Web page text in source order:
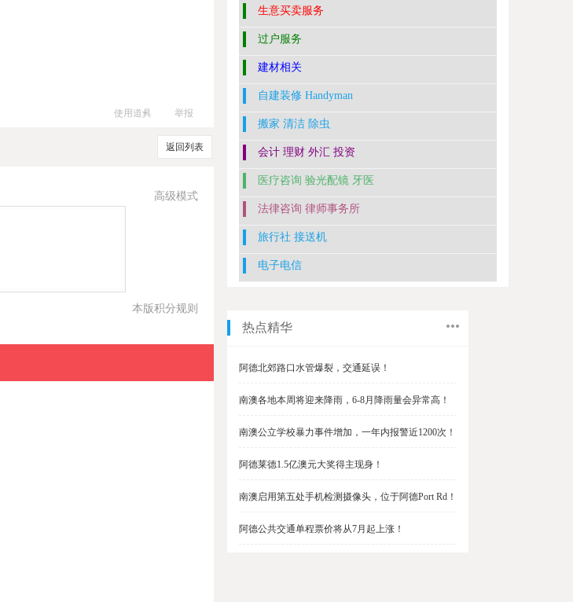
使用道具 举报
返回列表
高级模式
本版积分规则
生意买卖服务
过户服务
建材相关
自建装修 Handyman
搬家 清洁 除虫
会计 理财 外汇 投资
医疗咨询 验光配镜 牙医
法律咨询 律师事务所
旅行社 接送机
电子电信
热点精华
阿德北郊路口水管爆裂，交通延误！
南澳各地本周将迎来降雨，6-8月降雨量会异常高！
南澳公立学校暴力事件增加，一年内报警近1200次！
阿德莱德1.5亿澳元大奖得主现身！
南澳启用第五处手机检测摄像头，位于阿德Port Rd！
阿德公共交通单程票价将从7月起上涨！